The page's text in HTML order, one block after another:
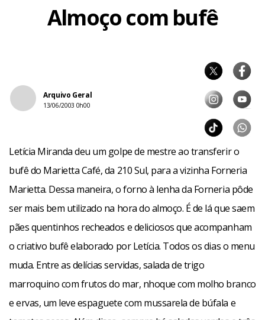
Almoço com bufê
Arquivo Geral
13/06/2003 0h00
Letícia Miranda deu um golpe de mestre ao transferir o
bufê do Marietta Café, da 210 Sul, para a vizinha Forneria
Marietta. Dessa maneira, o forno à lenha da Forneria pôde
ser mais bem utilizado na hora do almoço. É de lá que saem
pães quentinhos recheados e deliciosos que acompanham
o criativo bufê elaborado por Letícia. Todos os dias o menu
muda. Entre as delícias servidas, salada de trigo
marroquino com frutos do mar, nhoque com molho branco
e ervas, um leve espaguete com mussarela de búfala e